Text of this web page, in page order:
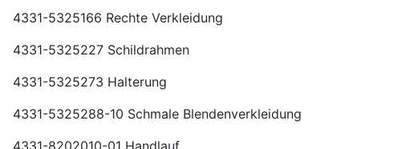
4331-5325166 Rechte Verkleidung
4331-5325227 Schildrahmen
4331-5325273 Halterung
4331-5325288-10 Schmale Blendenverkleidung